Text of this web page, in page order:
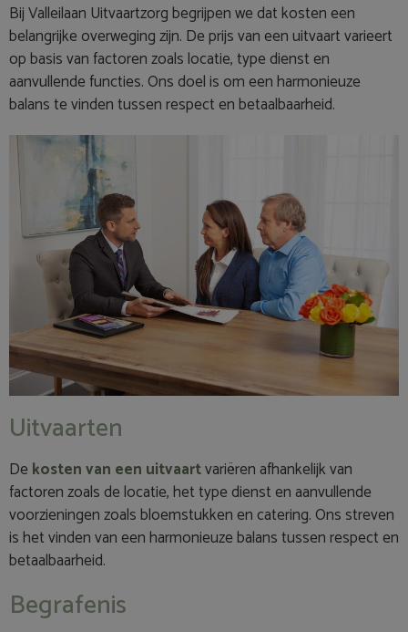
Bij Valleilaan Uitvaartzorg begrijpen we dat kosten een
belangrijke overweging zijn. De prijs van een uitvaart varieert
op basis van factoren zoals locatie, type dienst en
aanvullende functies. Ons doel is om een harmonieuze
balans te vinden tussen respect en betaalbaarheid.
Uitvaarten
De kosten van een uitvaartvariëren afhankelijk van
factoren zoals de locatie, het type dienst en aanvullende
voorzieningen zoals bloemstukken en catering. Ons streven
is het vinden van een harmonieuze balans tussen respect en
betaalbaarheid.
Begrafenis